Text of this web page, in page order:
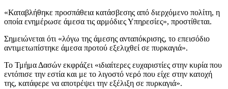
«Καταβλήθηκε προσπάθεια κατάσβεσης από διερχόμενο πολίτη, η
οποία ενημέρωσε άμεσα τις αρμόδιες Υπηρεσίες», προστίθεται.
Σημειώνεται ότι «λόγω της άμεσης ανταπόκρισης, το επεισόδιο
αντιμετωπίστηκε άμεσα προτού εξελιχθεί σε πυρκαγιά».
Το Τμήμα Δασών εκφράζει «ιδιαίτερες ευχαριστίες στην κυρία που
εντόπισε την εστία και με το λιγοστό νερό που είχε στην κατοχή
της, κατάφερε να αποτρέψει την εξέλιξη σε πυρκαγιά».